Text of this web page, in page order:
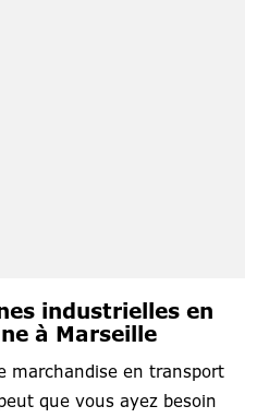
industrielles en
à Marseille
marchandise en transport
que vous ayez besoin